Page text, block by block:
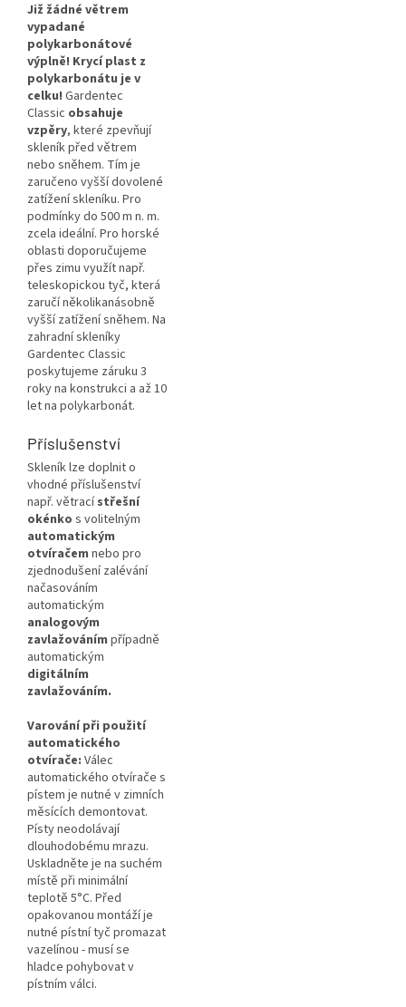
Již žádné větrem
vypadané
polykarbonátové
výplně! Krycí plast z
polykarbonátu je v
celku! Gardentec
Classic obsahuje
vzpěry, které zpevňují
skleník před větrem
nebo sněhem. Tím je
zaručeno vyšší dovolené
zatížení skleníku. Pro
podmínky do 500 m n. m.
zcela ideální. Pro horské
oblasti doporučujeme
přes zimu využít např.
teleskopickou tyč, která
zaručí několikanásobně
vyšší zatížení sněhem. Na
zahradní skleníky
Gardentec Classic
poskytujeme záruku 3
roky na konstrukci a až 10
let na polykarbonát.
Příslušenství
Skleník lze doplnit o
vhodné příslušenství
např. větracístřešní
okénko s volitelným
automatickým
otvíračem nebo pro
zjednodušení zalévání
načasováním
automatickým
analogovým
zavlažováním případně
automatickým
digitálním
zavlažováním.
Varování při použití
automatického
otvírače: Válec
automatického otvírače s
pístem je nutné v zimních
měsících demontovat.
Písty neodolávají
dlouhodobému mrazu.
Uskladněte je na suchém
místě při minimální
teplotě 5°C. Před
opakovanou montáží je
nutné pístní tyč promazat
vazelínou - musí se
hladce pohybovat v
pístním válci.